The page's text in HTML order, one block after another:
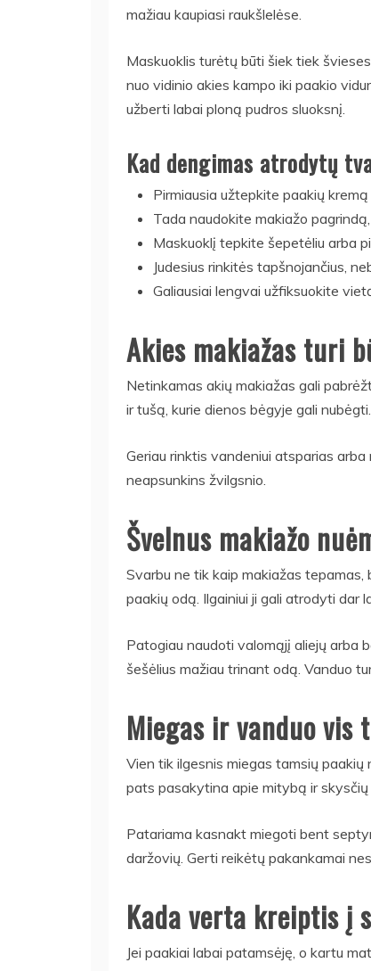
mažiau kaupiasi raukšlelėse.
Maskuoklis turėtų būti šiek tiek
nuo vidinio akies kampo iki paakio
užberti labai ploną pudros sluoksnį.
Kad dengimas atrodytų
Pirmiausia užtepkite paakių kremą
Tada naudokite makiažo
Maskuoklį tepkite šepetėliu arba
Judesius rinkitės tapšnojančius,
Galiausiai lengvai užfiksuokite
Akies makiažas turi
Netinkamas akių makiažas gali
ir tušą, kurie dienos bėgyje gali
Geriau rinktis vandeniui atsparias
neapsunkins žvilgsnio.
Švelnus makiažo
Svarbu ne tik kaip makiažas
paakių odą. Ilgainiui ji gali atrodyti dar
Patogiau naudoti valomąjį aliejų arba
šešėlius mažiau trinant odą. Vanduo
Miegas ir vanduo vis
Vien tik ilgesnis miegas tamsių
pats pasakytina apie mitybą ir
Patariama kasnakt miegoti bent
daržovių. Gerti reikėtų pakankamai
Kada verta kreiptis į
Jei paakiai labai patamsėję, o kartu